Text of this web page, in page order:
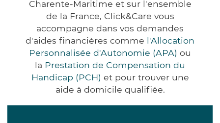
Charente-Maritime et sur l'ensemble
de la France, Click&Care vous
accompagne dans vos demandes
d'aides financières comme l'Allocation
Personnalisée d'Autonomie (APA) ou
la Prestation de Compensation du
Handicap (PCH) et pour trouver une
aide à domicile qualifiée.